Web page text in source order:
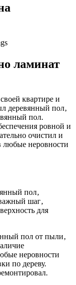
ламинат
квартире и
деревянный пол‚
пол.
ровной и
очистил и
любые неровности
пол‚
шаг‚
для
пол от пыли‚
неровности
по дереву.